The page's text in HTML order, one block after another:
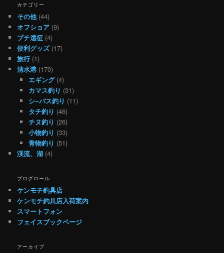
カテゴリー
その他(44)
オフショア (9)
プチ遠征 (4)
便利グッズ(17)
旅行 (1)
清水港 (170)
エギング(4)
カマス釣り (31)
シ−バス釣り (11)
タチ釣り (46)
チヌ釣り (26)
小物釣り (33)
青物釣り (51)
渓流、湖 (4)
ブログロール
ケンモチ釣具店
ケンモチ釣具店入荷案内
スマートフォン
フェイスブックページ
アーカイブ